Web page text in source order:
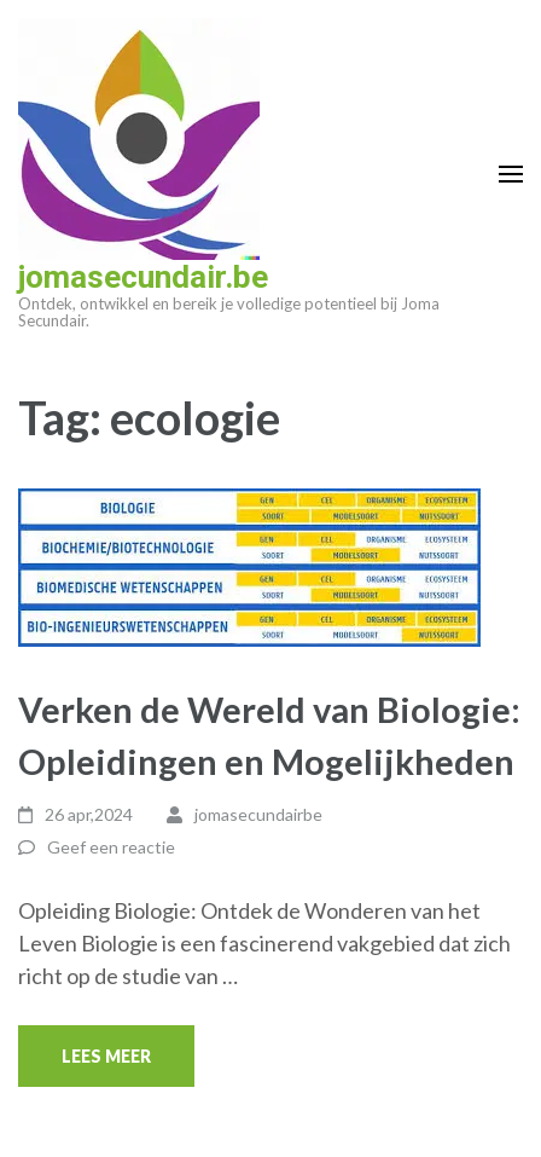
(druk
enter)
jomasecundair.be
Ontdek, ontwikkel en bereik je volledige potentieel bij Joma
Secundair.
Tag: ecologie
Verken de Wereld van Biologie:
Opleidingen en Mogelijkheden
26 apr,2024
jomasecundairbe
Geef een reactie
Opleiding Biologie: Ontdek de Wonderen van het
Leven Biologie is een fascinerend vakgebied dat zich
richt op de studie van …
LEES MEER